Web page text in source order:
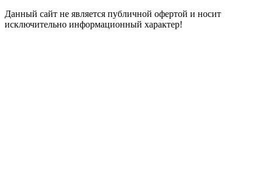
Данный сайт не является публичной офертой и носит
исключительно информационный характер!